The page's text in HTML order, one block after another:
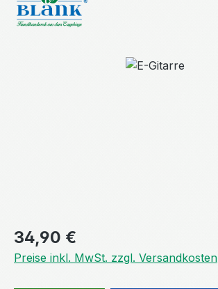
Bildergalerie überspringen
Regulärer Preis:
34,90 €
Preise inkl. MwSt. zzgl. Versandkosten